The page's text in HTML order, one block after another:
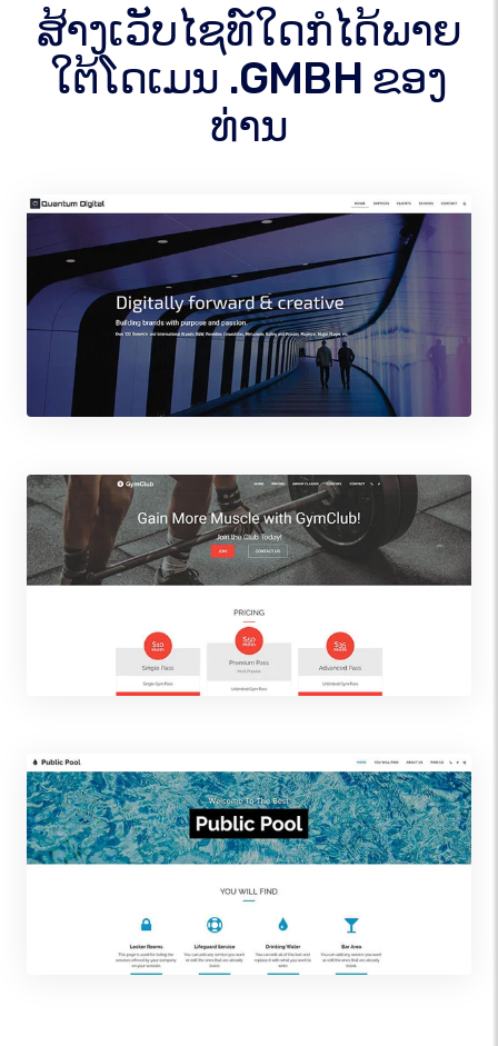
ສ້າງເວັບໄຊທ໌ໃດກໍໄດ້ພາຍ
ໃຕ້ໂດເມນ .GMBH ຂອງ
ທ່ານ